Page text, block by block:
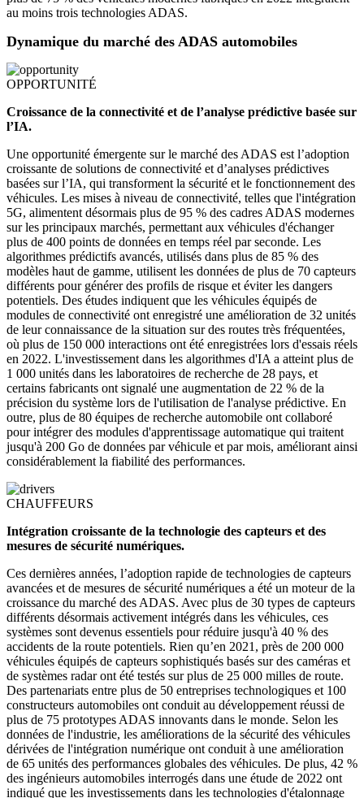
au moins trois technologies ADAS.
Dynamique du marché des ADAS automobiles
OPPORTUNITÉ
Croissance de la connectivité et de l’analyse prédictive basée sur
l’IA.
Une opportunité émergente sur le marché des ADAS est l’adoption
croissante de solutions de connectivité et d’analyses prédictives
basées sur l’IA, qui transforment la sécurité et le fonctionnement des
véhicules. Les mises à niveau de connectivité, telles que l'intégration
5G, alimentent désormais plus de 95 % des cadres ADAS modernes
sur les principaux marchés, permettant aux véhicules d'échanger
plus de 400 points de données en temps réel par seconde. Les
algorithmes prédictifs avancés, utilisés dans plus de 85 % des
modèles haut de gamme, utilisent les données de plus de 70 capteurs
différents pour générer des profils de risque et éviter les dangers
potentiels. Des études indiquent que les véhicules équipés de
modules de connectivité ont enregistré une amélioration de 32 unités
de leur connaissance de la situation sur des routes très fréquentées,
où plus de 150 000 interactions ont été enregistrées lors d'essais réels
en 2022. L'investissement dans les algorithmes d'IA a atteint plus de
1 000 unités dans les laboratoires de recherche de 28 pays, et
certains fabricants ont signalé une augmentation de 22 % de la
précision du système lors de l'utilisation de l'analyse prédictive. En
outre, plus de 80 équipes de recherche automobile ont collaboré
pour intégrer des modules d'apprentissage automatique qui traitent
jusqu'à 200 Go de données par véhicule et par mois, améliorant ainsi
considérablement la fiabilité des performances.
CHAUFFEURS
Intégration croissante de la technologie des capteurs et des
mesures de sécurité numériques.
Ces dernières années, l’adoption rapide de technologies de capteurs
avancées et de mesures de sécurité numériques a été un moteur de la
croissance du marché des ADAS. Avec plus de 30 types de capteurs
différents désormais activement intégrés dans les véhicules, ces
systèmes sont devenus essentiels pour réduire jusqu'à 40 % des
accidents de la route potentiels. Rien qu’en 2021, près de 200 000
véhicules équipés de capteurs sophistiqués basés sur des caméras et
de systèmes radar ont été testés sur plus de 25 000 milles de route.
Des partenariats entre plus de 50 entreprises technologiques et 100
constructeurs automobiles ont conduit au développement réussi de
plus de 75 prototypes ADAS innovants dans le monde. Selon les
données de l'industrie, les améliorations de la sécurité des véhicules
dérivées de l'intégration numérique ont conduit à une amélioration
de 65 unités des performances globales des véhicules. De plus, 42 %
des ingénieurs automobiles interrogés dans une étude de 2022 ont
indiqué que les investissements dans les technologies d'étalonnage